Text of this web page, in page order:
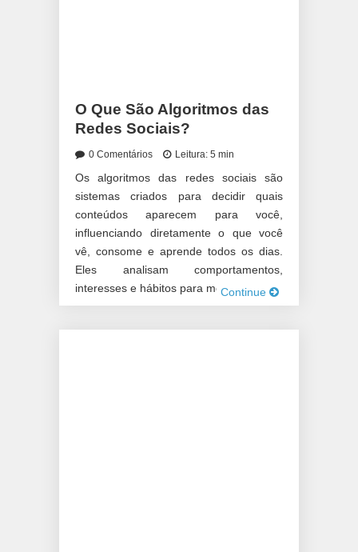
O Que São Algoritmos das
Redes Sociais?
0 Comentários Leitura: 5 min
Os algoritmos das redes sociais são
sistemas criados para decidir quais
conteúdos aparecem para você,
influenciando diretamente o que você
vê, consome e aprende todos os dias.
Eles analisam comportamentos,
interesses e hábitos para mostrar […]
Continue